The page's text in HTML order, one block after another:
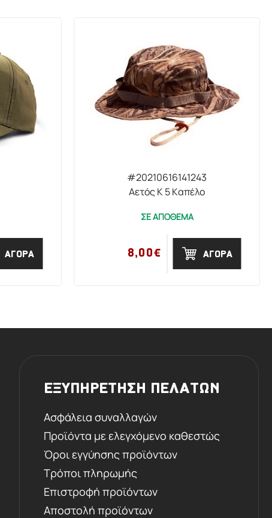
ΑΓΟΡΑ
#20210616141243
Αετός Κ 5 Καπέλο
ΣΕ ΑΠΟΘΕΜΑ
8,00€ ΑΓΟΡΑ
ΕΞΥΠΗΡΕΤΗΣΗ ΠΕΛΑΤΩΝ
Ασφάλεια συναλλαγών
Προϊόντα με ελεγχόμενο καθεστώς
Όροι εγγύησης προϊόντων
Τρόποι πληρωμής
Επιστροφή προϊόντων
Αποστολή προϊόντων